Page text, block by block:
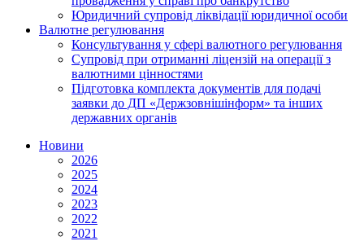
Юридичний супровід ліквідації юридичної особи
Валютне регулювання
Консультування у сфері валютного регулювання
Супровід при отриманні ліцензій на операції з
валютними цінностями
Підготовка комплекта документів для подачі
заявки до ДП «Держзовнішінформ» та інших
державних органів
Новини
2026
2025
2024
2023
2022
2021